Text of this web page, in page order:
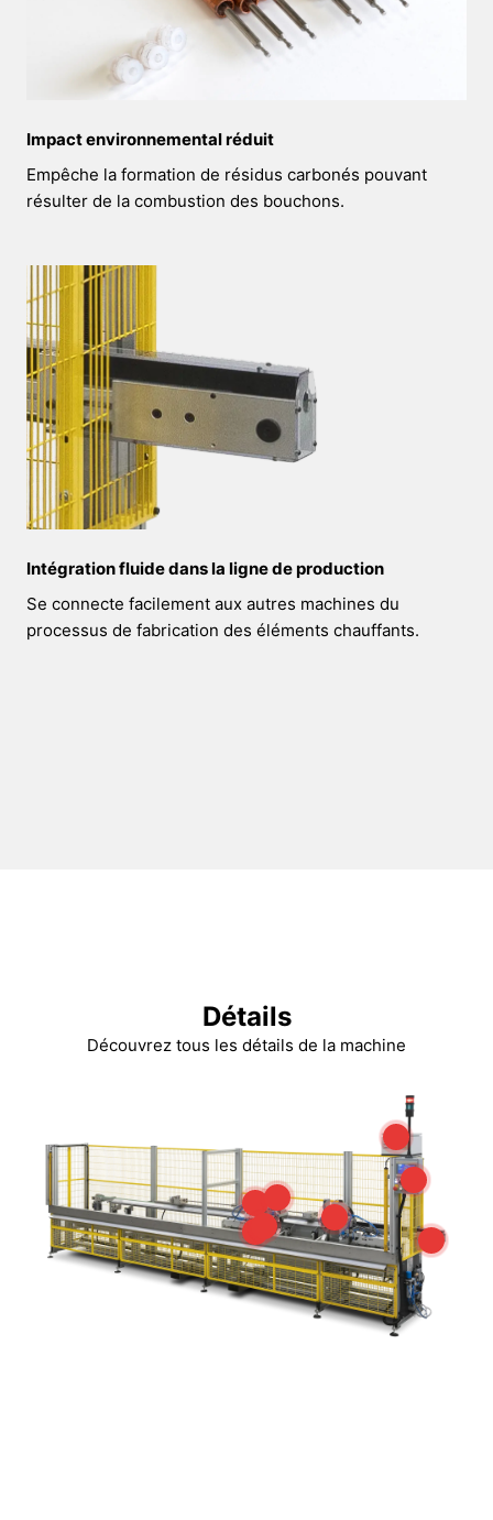
Impact environnemental réduit
Empêche la formation de résidus carbonés pouvant
résulter de la combustion des bouchons.
Intégration fluide dans la ligne de production
Se connecte facilement aux autres machines du
processus de fabrication des éléments chauffants.
Détails
Découvrez tous les détails de la machine